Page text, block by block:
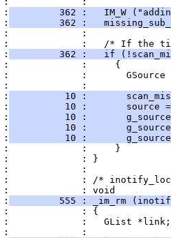
362 :   IM_W
362 :
:             :
:   /* If the
362 :   if
:     {
:       GSource
:             :
10 :
10 :       source
10 :
10 :
10 :
:     }
: }
:             :
: /*
: void
555 : _im_rm
: {
:   GList *link;
:             :